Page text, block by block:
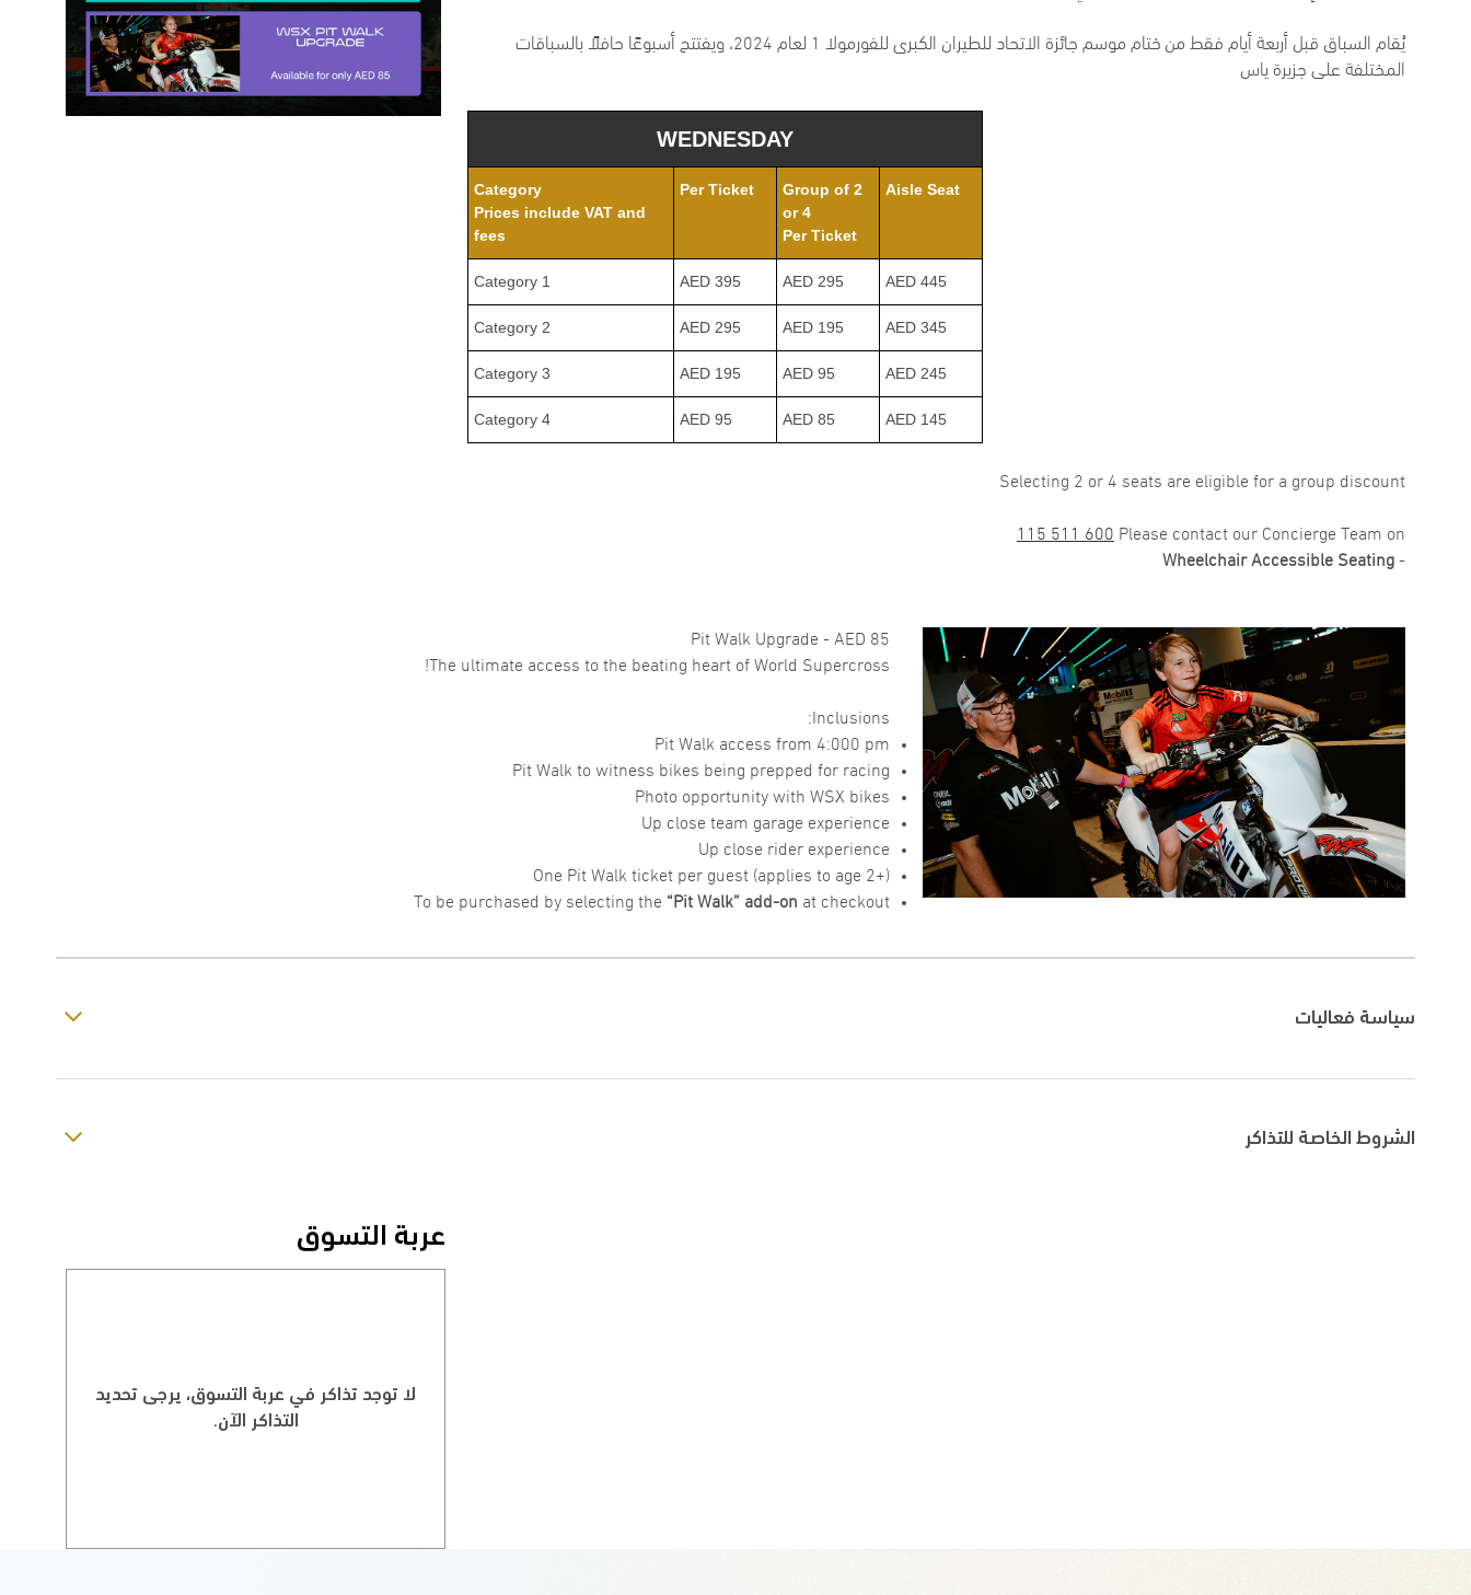
يُقام السباق قبل أربعة أيام فقط من ختام موسم جائزة الاتحاد للطيران الكبرى للفورمولا 1 لعام 2024، ويفتتح أسبوعًا حافلًا بالسباقات
المختلفة على جزيرة ياس
WEDNESDAY
Category
Prices include VAT and
fees
Per Ticket
Group of 2
or 4
Per Ticket
Aisle Seat
Category 1 AED 395 AED 295 AED 445
Category 2 AED 295 AED 195 AED 345
Category 3 AED 195 AED 95 AED 245
Category 4 AED 95 AED 85 AED 145
Selecting 2 or 4 seats are eligible for a group discount
Please contact our Concierge Team on
600 511 115
-
Wheelchair Accessible Seating
Pit Walk Upgrade - AED 85
The ultimate access to the beating heart of World Supercross!
Inclusions:
Pit Walk access from 4:000 pm
Pit Walk to witness bikes being prepped for racing
Photo opportunity with WSX bikes
Up close team garage experience
Up close rider experience
One Pit Walk ticket per guest (applies to age 2+)
To be purchased by selecting the “Pit Walk” add-on at checkout
سياسة فعاليات
الشروط الخاصة للتذاكر
عربة التسوق
لا توجد تذاكر في عربة التسوق، يرجى تحديد
التذاكر الآن.